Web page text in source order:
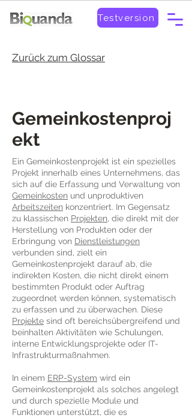
Testversion
Zurück zum Glossar
Gemeinkostenproj
ekt
Ein Gemeinkostenprojekt ist ein spezielles
Projekt innerhalb eines Unternehmens, das
sich auf die Erfassung und Verwaltung von
Gemeinkosten und unproduktiven
Arbeitszeiten konzentriert. Im Gegensatz
zu klassischen Projekten, die direkt mit der
Herstellung von Produkten oder der
Erbringung von Dienstleistungen
verbunden sind, zielt ein
Gemeinkostenprojekt darauf ab, die
indirekten Kosten, die nicht direkt einem
bestimmten Produkt oder Auftrag
zugeordnet werden können, systematisch
zu erfassen und zu überwachen. Diese
Projekte sind oft bereichsübergreifend und
beinhalten Aktivitäten wie Schulungen,
interne Entwicklungsprojekte oder IT-
Infrastrukturmaßnahmen.
In einem ERP-System wird ein
Gemeinkostenprojekt als solches angelegt
und durch spezielle Module und
Funktionen unterstützt, die es